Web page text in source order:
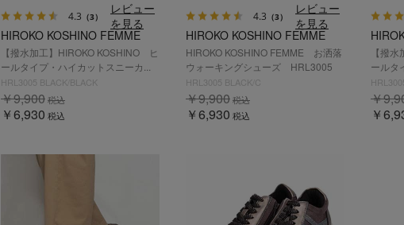
4.3 （3）
レビュー
を見る
HIROKO KOSHINO FEMME
【撥水加工】HIROKO KOSHINO ヒ
ールタイプ・ハイカットスニーカ...
HRL3005 BLACK/BLACK
￥6,930 税込
￥9,900税込
4.3 （3）
レビュー
を見る
HIROKO KOSHINO FEMME
HIROKO KOSHINO FEMME お洒落
ウォーキングシューズ HRL3005
HRL3005 BLACK/C
￥6,930 税込
￥9,900税込
【撥
ールタ
￥
￥